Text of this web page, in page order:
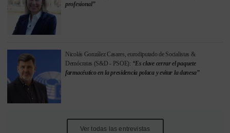
profesional”
Nicolás González Casares, eurodiputado de Socialistas &
Demócratas (S&D - PSOE): “Es clave cerrar el paquete
farmacéutico en la presidencia polaca y evitar la danesa”
Ver todas las entrevistas